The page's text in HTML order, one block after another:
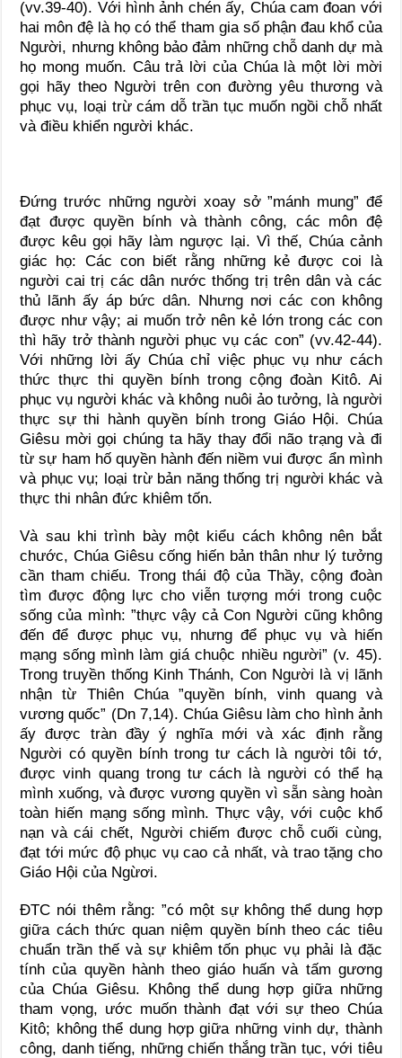
(vv.39-40). Với hình ảnh chén ấy, Chúa cam đoan với
hai môn đệ là họ có thể tham gia số phận đau khổ của
Người, nhưng không bảo đảm những chỗ danh dự mà
họ mong muốn. Câu trả lời của Chúa là một lời mời
gọi hãy theo Người trên con đường yêu thương và
phục vụ, loại trừ cám dỗ trần tục muốn ngồi chỗ nhất
và điều khiển người khác.
Đứng trước những người xoay sở ”mánh mung” để
đạt được quyền bính và thành công, các môn đệ
được kêu gọi hãy làm ngược lại. Vì thế, Chúa cảnh
giác họ: Các con biết rằng những kẻ được coi là
người cai trị các dân nước thống trị trên dân và các
thủ lãnh ấy áp bức dân. Nhưng nơi các con không
được như vậy; ai muốn trở nên kẻ lớn trong các con
thì hãy trở thành người phục vụ các con” (vv.42-44).
Với những lời ấy Chúa chỉ việc phục vụ như cách
thức thực thi quyền bính trong cộng đoàn Kitô. Ai
phục vụ người khác và không nuôi ảo tưởng, là người
thực sự thi hành quyền bính trong Giáo Hội. Chúa
Giêsu mời gọi chúng ta hãy thay đổi não trạng và đi
từ sự ham hố quyền hành đến niềm vui được ẩn mình
và phục vụ; loại trừ bản năng thống trị người khác và
thực thi nhân đức khiêm tốn.
Và sau khi trình bày một kiểu cách không nên bắt
chước, Chúa Giêsu cống hiến bản thân như lý tưởng
cần tham chiếu. Trong thái độ của Thầy, cộng đoàn
tìm được động lực cho viễn tượng mới trong cuộc
sống của mình: ”thực vậy cả Con Người cũng không
đến để được phục vụ, nhưng để phục vụ và hiến
mạng sống mình làm giá chuộc nhiều người” (v. 45).
Trong truyền thống Kinh Thánh, Con Người là vị lãnh
nhận từ Thiên Chúa ”quyền bính, vinh quang và
vương quốc” (Dn 7,14). Chúa Giêsu làm cho hình ảnh
ấy được tràn đầy ý nghĩa mới và xác định rằng
Người có quyền bính trong tư cách là người tôi tớ,
được vinh quang trong tư cách là người có thể hạ
mình xuống, và được vương quyền vì sẵn sàng hoàn
toàn hiến mạng sống mình. Thực vậy, với cuộc khổ
nạn và cái chết, Người chiếm được chỗ cuối cùng,
đạt tới mức độ phục vụ cao cả nhất, và trao tặng cho
Giáo Hội của Ngừơi.
ĐTC nói thêm rằng: ”có một sự không thể dung hợp
giữa cách thức quan niệm quyền bính theo các tiêu
chuẩn trần thế và sự khiêm tốn phục vụ phải là đặc
tính của quyền hành theo giáo huấn và tấm gương
của Chúa Giêsu. Không thể dung hợp giữa những
tham vọng, ước muốn thành đạt với sự theo Chúa
Kitô; không thể dung hợp giữa những vinh dự, thành
công, danh tiếng, những chiến thắng trần tục, với tiêu